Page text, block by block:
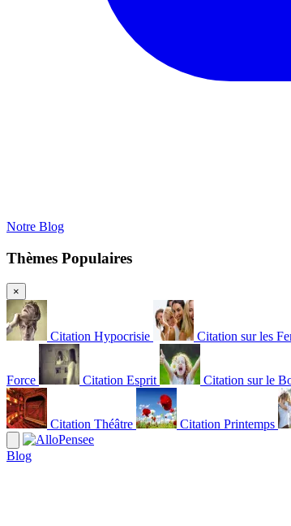
Notre Blog
Thèmes Populaires
×
Citation Hypocrisie Citation sur les
Force Citation Esprit Citation sur le
Citation Théâtre Citation Printemps
Blog